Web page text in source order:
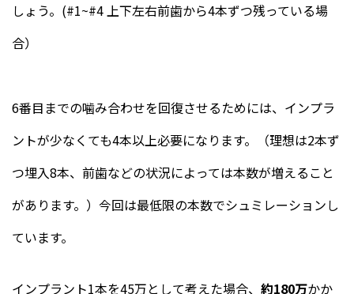
しょう。(#1~#4 上下左右前歯から4本ずつ残っている場
合）
6番目までの噛み合わせを回復させるためには、インプラ
ントが少なくても4本以上必要になります。（理想は2本ず
つ埋入8本、前歯などの状況によっては本数が増えること
があります。）今回は最低限の本数でシュミレーションし
ています。
インプラント1本を45万として考えた場合、 約180万かか